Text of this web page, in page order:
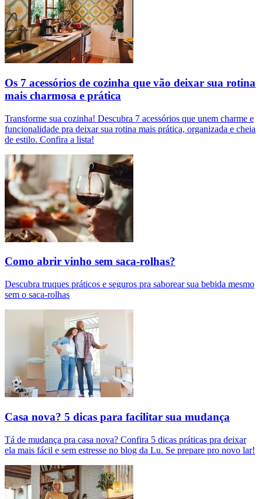
Os 7 acessórios de cozinha que vão deixar sua rotina
mais charmosa e prática
Transforme sua cozinha! Descubra 7 acessórios que unem charme e
funcionalidade pra deixar sua rotina mais prática, organizada e cheia
de estilo. Confira a lista!
Como abrir vinho sem saca-rolhas?
Descubra truques práticos e seguros pra saborear sua bebida mesmo
sem o saca-rolhas
Casa nova? 5 dicas para facilitar sua mudança
Tá de mudança pra casa nova? Confira 5 dicas práticas pra deixar
ela mais fácil e sem estresse no blog da Lu. Se prepare pro novo lar!